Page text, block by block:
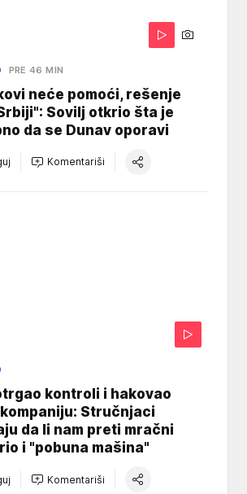
PRE 46 MIN
neće pomoći, rešenje
Sovilj otkrio šta je
da se Dunav oporavi
Komentariši
kontroli i hakovao
Stručnjaci
da li nam preti mračni
i "pobuna mašina"
Komentariši